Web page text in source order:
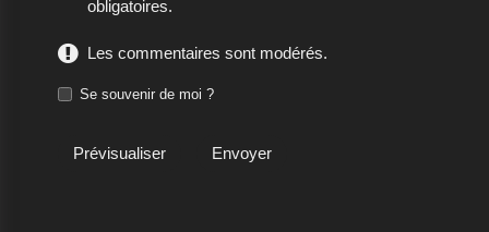
obligatoires.
Les commentaires sont modérés.
Se souvenir de moi ?